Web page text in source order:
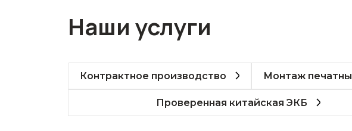
Наши услуги
Контрактное производство Монтаж
Проверенная китайская ЭКБ